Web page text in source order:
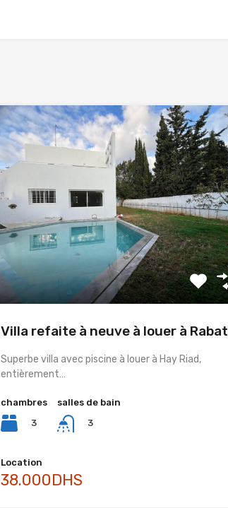
Villa refaite à neuve à louer à Rabat
Superbe villa avec piscine à louer à Hay Riad,
entièrement…
chambres
3
salles de bain
3
Location
38.000DHS